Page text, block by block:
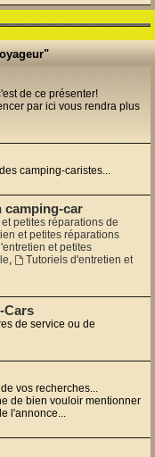
de ce présenter!
par ici vous rendra plus
camping-caristes...
camping-car
petites réparations de
et petites réparations
et petites
,
Tutoriels d'entretien et
Cars
de service ou de
vos recherches...
de bien vouloir mentionner
l'annonce...